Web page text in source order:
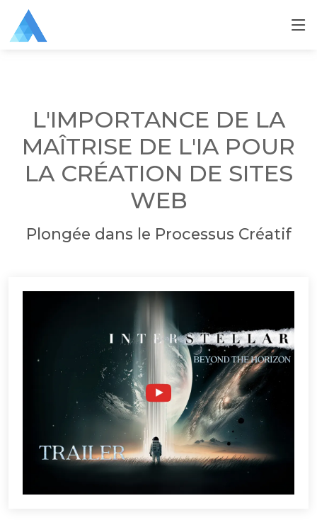
L'IMPORTANCE DE LA
MAÎTRISE DE L'IA POUR
LA CRÉATION DE SITES
WEB
Plongée dans le Processus Créatif